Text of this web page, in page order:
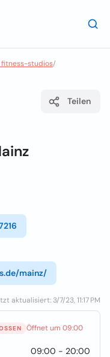
fitness-studios/
Teilen
mainz/
aktualisiert: 3/7/23, 11:17 PM
Öffnet um 09:00
09:00 - 20:00